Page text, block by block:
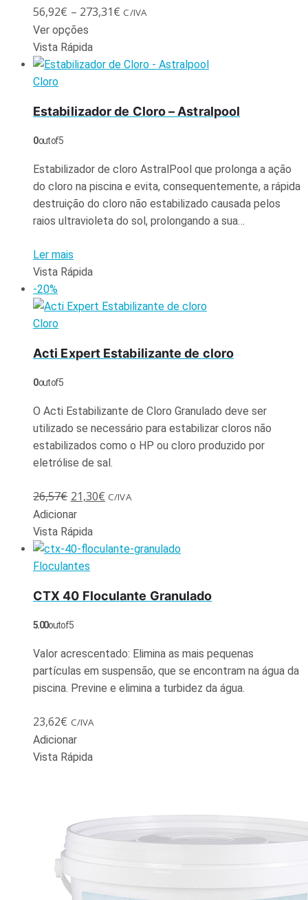
56,92€ – 273,31€ C/IVA
Ver opções
Vista Rápida
Cloro
Estabilizador de Cloro – Astralpool
0out of 5
Estabilizador de cloro AstralPool que prolonga a ação
do cloro na piscina e evita, consequentemente, a rápida
destruição do cloro não estabilizado causada pelos
raios ultravioleta do sol, prolongando a sua…
Ler mais
Vista Rápida
-20%
Cloro
Acti Expert Estabilizante de cloro
0out of 5
O Acti Estabilizante de Cloro Granulado deve ser
utilizado se necessário para estabilizar cloros não
estabilizados como o HP ou cloro produzido por
eletrólise de sal.
26,57€ 21,30€ C/IVA
Adicionar
Vista Rápida
Floculantes
CTX 40 Floculante Granulado
5.00out of 5
Valor acrescentado: Elimina as mais pequenas
partículas em suspensão, que se encontram na água da
piscina. Previne e elimina a turbidez da água.
23,62€ C/IVA
Adicionar
Vista Rápida